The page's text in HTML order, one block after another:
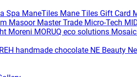
Spa ManeTiles Mane Tiles Gift Card
Masoor Master Trade Micro-Tech
Moreni MORUQ eco solutions Mosaic
handmade chocolate NE Beauty